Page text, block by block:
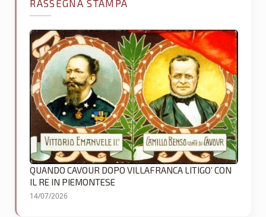
RASSEGNA STAMPA
QUANDO CAVOUR DOPO VILLAFRANCA LITIGO’ CON
IL RE IN PIEMONTESE
14/07/2026